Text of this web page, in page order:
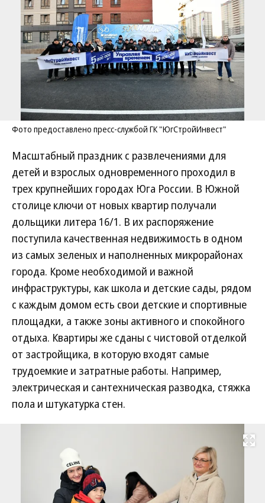
Фото предоставлено пресс-службой ГК "ЮгСтройИнвест"
Масштабный праздник с развлечениями для
детей и взрослых одновременного проходил в
трех крупнейших городах Юга России. В Южной
столице ключи от новых квартир получали
дольщики литера 16/1. В их распоряжение
поступила качественная недвижимость в одном
из самых зеленых и наполненных микрорайонах
города. Кроме необходимой и важной
инфраструктуры, как школа и детские сады, рядом
с каждым домом есть свои детские и спортивные
площадки, а также зоны активного и спокойного
отдыха. Квартиры же сданы с чистовой отделкой
от застройщика, в которую входят самые
трудоемкие и затратные работы. Например,
электрическая и сантехническая разводка, стяжка
пола и штукатурка стен.
Развернуть